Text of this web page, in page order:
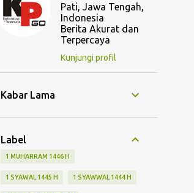
Pati, Jawa Tengah,
Indonesia
Berita Akurat dan
Terpercaya
Kunjungi profil
Kabar Lama
Label
1 MUHARRAM 1446 H
1 SYAWAL 1445 H 1 SYAWWAL 1444 H